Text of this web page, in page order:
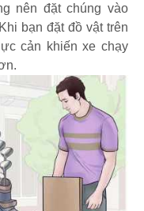
nên đặt chúng vào
bạn đặt đồ vật trên
cản khiến xe chạy